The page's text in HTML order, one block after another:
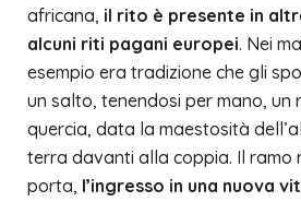
africana, il rito è presente in
alcuni riti pagani europei. Nei
esempio era tradizione che gli
un salto, tenendosi per mano, un
quercia, data la maestosità
terra davanti alla coppia. Il ramo
porta, l’ingresso in una nuova